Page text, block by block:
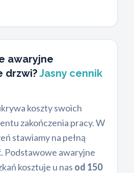
awaryjne
drzwi?Jasny cennik
koszty swoich
zakończenia pracy. W
stawiamy na pełną
Podstawowe awaryjne
kosztuje u nas od 150